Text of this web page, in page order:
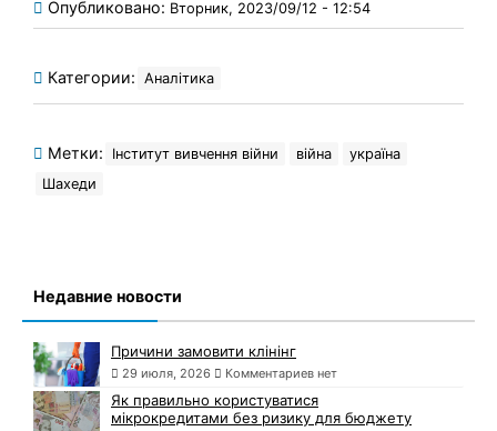
Опубликовано: Вторник, 2023/09/12 - 12:54
Категории: Аналітика
Метки: Інститут вивчення війни війна
україна
Шахеди
Недавние новости
Причини замовити клінінг
29 июля, 2026 Комментариев нет
Як правильно користуватися
мікрокредитами без ризику для бюджету